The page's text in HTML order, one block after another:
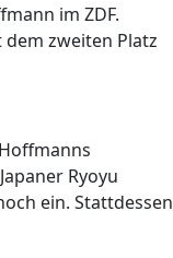
im ZDF.
zweiten Platz
Ryoyu
ein. Stattdessen